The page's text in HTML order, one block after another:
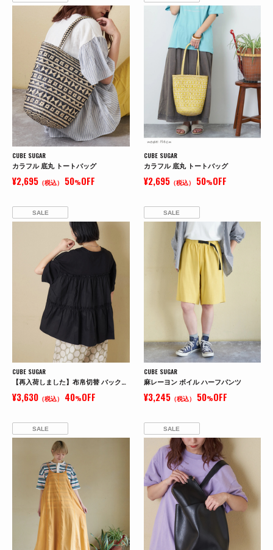
CUBE SUGAR
カラフル 底丸 トートバッグ
¥2,695 （税込） 50%OFF
CUBE SUGAR
カラフル 底丸 トートバッグ
¥2,695（税込） 50%OFF
SALE
CUBE SUGAR
【再入荷しました】布帛切替 バックギャザー プルオーバー Tシャツ
¥3,630 （税込） 40%OFF
SALE
CUBE SUGAR
麻レーヨン ボイル ハーフパンツ
¥3,245（税込） 50%OFF
SALE SALE